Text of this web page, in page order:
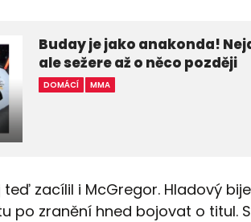
Buday je jako anakonda!
ale sežere až o něco později
DOMÁCÍ MMA
zacílil i McGregor. Hladový
po zranění hned bojovat o titul.